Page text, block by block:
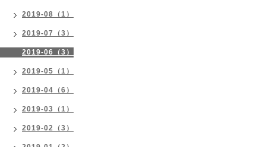
2019-08（1）
2019-07（3）
2019-06（3）
2019-05（1）
2019-04（6）
2019-03（1）
2019-02（3）